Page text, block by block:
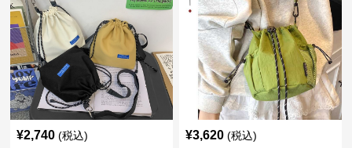
¥2,740 (税込) ¥3,620 (税込)